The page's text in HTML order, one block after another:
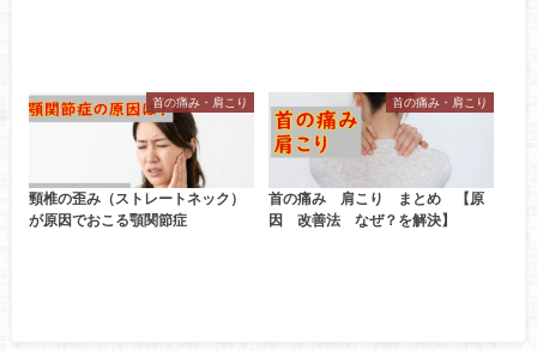
首の痛み・肩こり
頸椎の歪み（ストレートネック）
が原因でおこる顎関節症
首の痛み・肩こり
首の痛み 肩こり まとめ 【原
因 改善法 なぜ？を解決】